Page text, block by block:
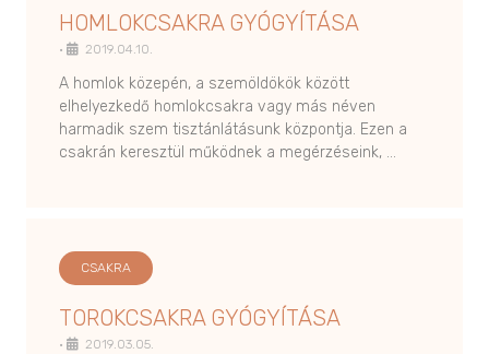
HOMLOKCSAKRA GYÓGYÍTÁSA
• 2019.04.10.
A homlok közepén, a szemöldökök között
elhelyezkedő homlokcsakra vagy más néven
harmadik szem tisztánlátásunk központja. Ezen a
csakrán keresztül működnek a megérzéseink, …
CSAKRA
TOROKCSAKRA GYÓGYÍTÁSA
• 2019.03.05.